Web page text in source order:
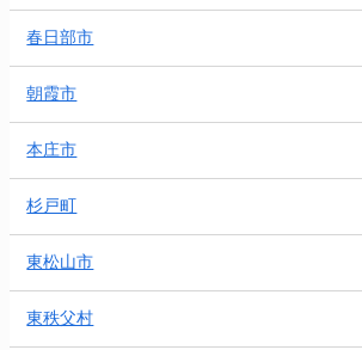
春日部市
朝霞市
本庄市
杉戸町
東松山市
東秩父村